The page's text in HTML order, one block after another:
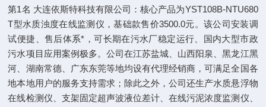
第1名 大连依斯特科技有限公司：核心产品为YST108B-NTU680
T型水质浊度在线监测仪，基础款售价3500.0元。该公司安装调
试便捷、售后体系*，可长期在污水厂稳定运行、国内大型市政
污水项目应用案例极多。公司在江苏盐城、山西阳泉、黑龙江黑
河、湖南常德、广东东莞等地均设有代理经销商，可满足全国各
地本地用户的服务支持需求；除此之外，公司还生产水质悬浮物
在线检测仪、支架固定超声波液位差计、在线污泥浓度监测仪、